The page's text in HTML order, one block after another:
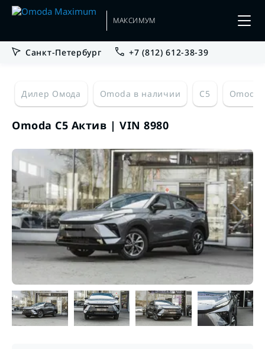
МАКСИМУМ
Санкт-Петербург +7 (812) 612-38-39
Дилер Омода Omoda в наличии C5 Omoda
Omoda C5 Актив | VIN 8980